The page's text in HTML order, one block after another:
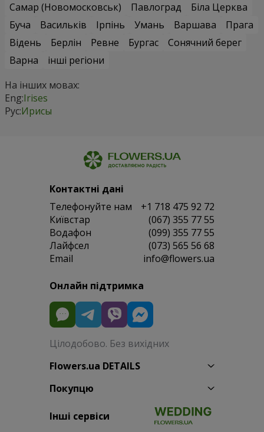
Самар (Новомосковськ)
Павлоград
Біла Церква
Буча
Васильків Ірпінь Умань Варшава
Прага
Відень
Берлін Ревне Бургас
Сонячний берег
Варна
інші регіони
На інших мовах:
Eng:Irises
Рус:Ирисы
Контактні дані
Телефонуйте нам
+1 718 475 92 72
Київстар
(067) 355 77 55
Водафон
(099) 355 77 55
Лайфсел
(073) 565 56 68
Email
info@flowers.ua
Онлайн підтримка
Цілодобово. Без вихідних
Flowers.ua DETAILS
Покупцю
Інші сервіси